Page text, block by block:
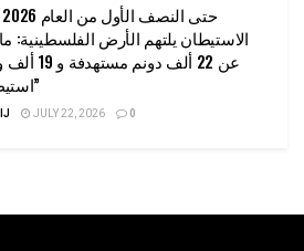
الاستيطان يلتهم الأرض الفلسطينية:
عن 22 ألف دونم
استيطانية”
JULY 22, 2026 0